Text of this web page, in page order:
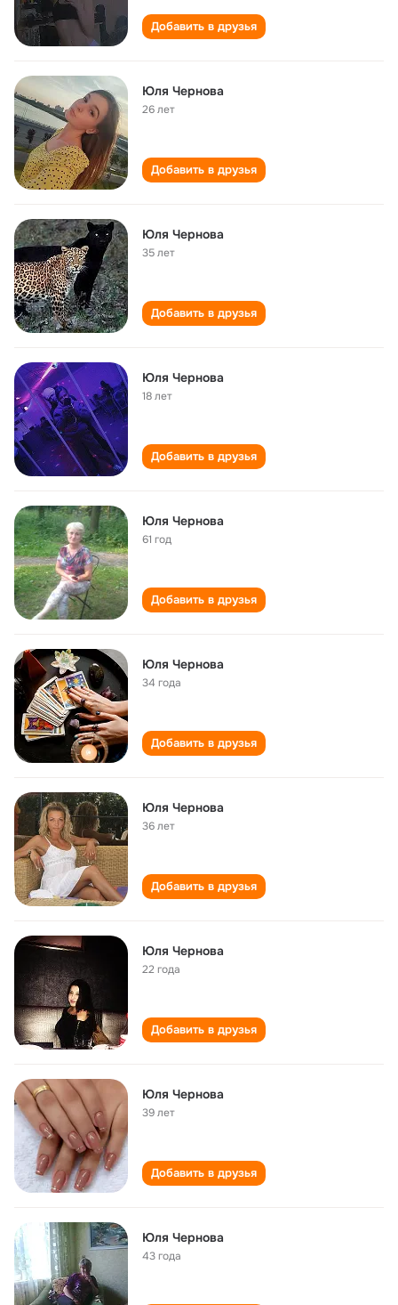
Добавить в друзья
Юля Чернова
26 лет
Добавить в друзья
Юля Чернова
35 лет
Добавить в друзья
Юля Чернова
18 лет
Добавить в друзья
Юля Чернова
61 год
Добавить в друзья
Юля Чернова
34 года
Добавить в друзья
Юля Чернова
36 лет
Добавить в друзья
Юля Чернова
22 года
Добавить в друзья
Юля Чернова
39 лет
Добавить в друзья
Юля Чернова
43 года